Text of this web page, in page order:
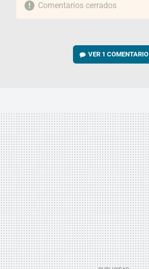
Comentarios cerrados
VER 1 COMENTARIO